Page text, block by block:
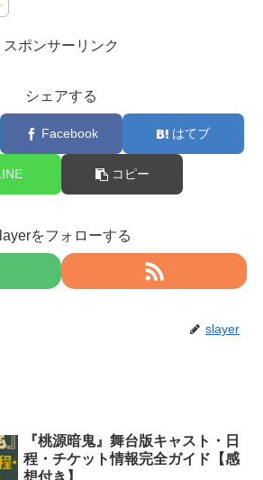
スポンサーリンク
シェアする
Facebook はてブ
コピー
をフォローする
slayer
『桃源暗鬼』舞台版キャスト・日
程・チケット情報完全ガイド【感
想付き】